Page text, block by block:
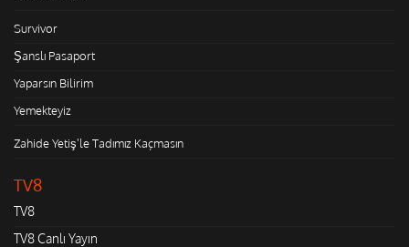
Survivor
Şanslı Pasaport
Yaparsın Bilirim
Yemekteyiz
Zahide Yetiş'le Tadımız Kaçmasın
TV8
TV8
TV8 Canlı Yayın